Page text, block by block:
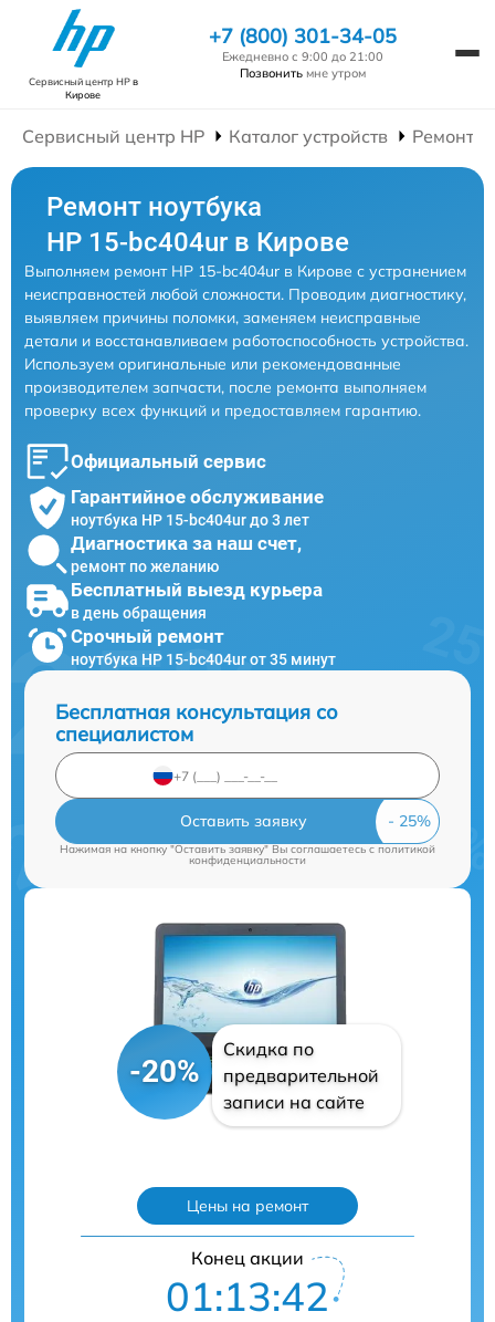
Сервисный центр HPв
Кирове
+7 (800) 301-34-05
Ежедневно с 9:00 до 21:00
Позвонить мне утром
Сервисный центр HP Каталог устройств Ремонт
Ремонт ноутбука
HP 15-bc404ur в Кирове
Выполняем ремонт HP 15-bc404ur в Кирове с устранением
неисправностей любой сложности. Проводим диагностику,
выявляем причины поломки, заменяем неисправные
детали и восстанавливаем работоспособность устройства.
Используем оригинальные или рекомендованные
производителем запчасти, после ремонта выполняем
проверку всех функций и предоставляем гарантию.
Официальный сервис
Гарантийное обслуживание
ноутбука HP 15-bc404ur до 3 лет
Диагностика за наш счет,
ремонт по желанию
Бесплатный выезд курьера
в день обращения
Срочный ремонт
ноутбука HP 15-bc404ur от 35 минут
Бесплатная консультация со
специалистом
Оставить заявку
Нажимая на кнопку "Оставить заявку" Вы соглашаетесь cполитикой
конфиденциальности
-20%
Скидка по
предварительной
записи на сайте
Цены на ремонт
Конец акции
01:13:40